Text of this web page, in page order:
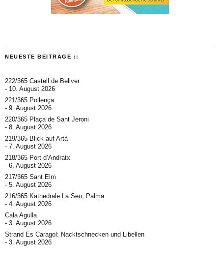
NEUESTE BEITRÄGE ::
222/365 Castell de Bellver
10. August 2026
221/365 Pollença
9. August 2026
220/365 Plaça de Sant Jeroni
8. August 2026
219/365 Blick auf Artà
7. August 2026
218/365 Port d’Andratx
6. August 2026
217/365 Sant Elm
5. August 2026
216/365 Kathedrale La Seu, Palma
4. August 2026
Cala Agulla
3. August 2026
Strand Es Caragol: Nacktschnecken und Libellen
3. August 2026